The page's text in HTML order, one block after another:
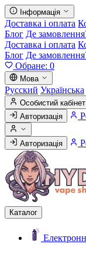
Інформація
Доставка і оплата
Блог Де
Доставка і оплата
Блог Де
Обране: 0
Мова
Русский Українська
Особистий кабінет
Авторизація
Авторизація
Каталог